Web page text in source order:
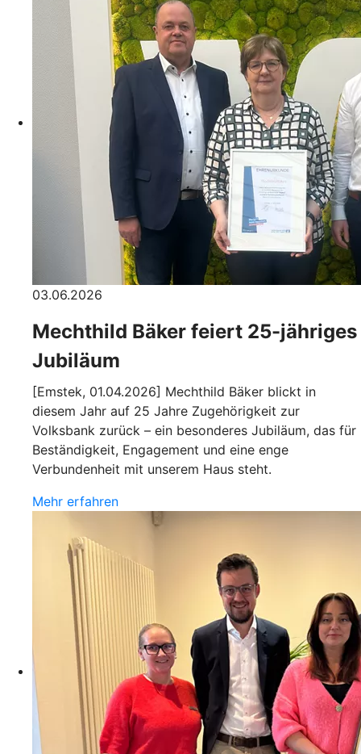
03.06.2026
Mechthild Bäker feiert 25-jähriges
Jubiläum
[Emstek, 01.04.2026] Mechthild Bäker blickt in
diesem Jahr auf 25 Jahre Zugehörigkeit zur
Volksbank zurück – ein besonderes Jubiläum, das für
Beständigkeit, Engagement und eine enge
Verbundenheit mit unserem Haus steht.
Mehr erfahren